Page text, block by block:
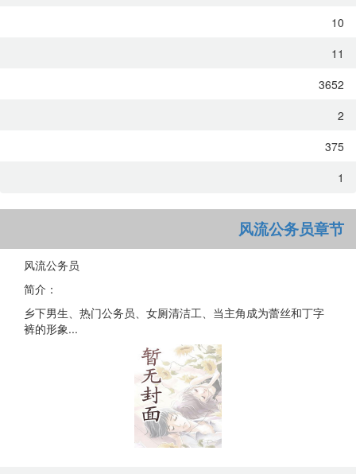
10
11
3652
2
375
1
风流公务员章节
风流公务员
简介：
乡下男生、热门公务员、女厕清洁工、当主角成为蕾丝和丁字
裤的形象...